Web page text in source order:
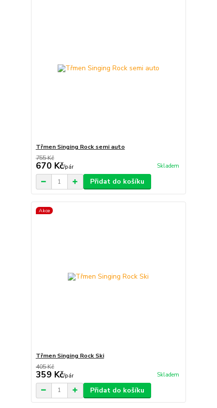
Třmen Singing Rock semi auto
755 Kč
670 Kč/pár Skladem
Přidat do košíku
Akce
Třmen Singing Rock Ski
405 Kč
359 Kč/pár Skladem
Přidat do košíku